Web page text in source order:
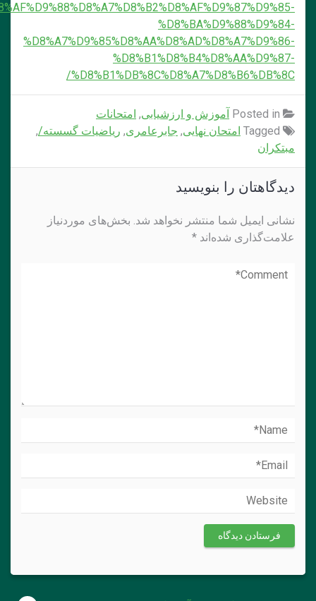
آموزش و ارزشیابی,امتحانات
امتحان نهایی ,جابرعامری,ریاضیات گسسته/,
را بنویسید
ایمیل شما منتشر نخواهد شد. بخش‌های موردنیاز
شده‌اند*